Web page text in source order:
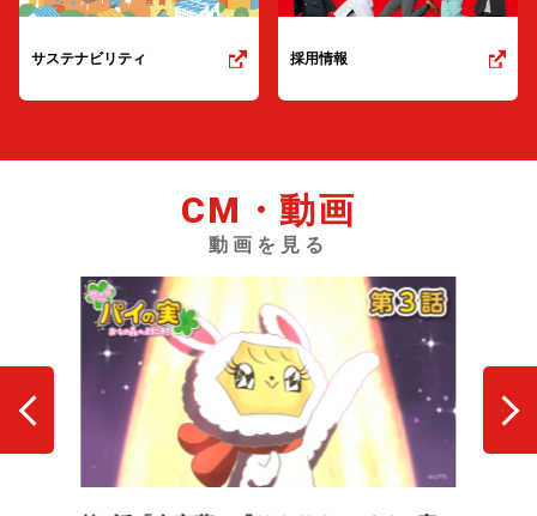
サステナビリティ 採用情報
CM・動画
動画を見る